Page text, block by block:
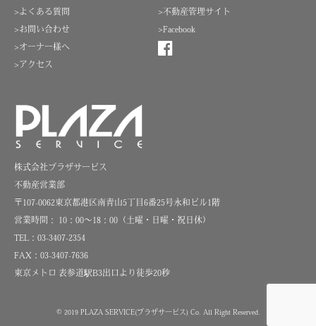
>不動産管理サイト
>Facebook
>よくある質問
>お問い合わせ
>オーナー様へ
>アクセス
株式会社プラザサービス
不動産営業部
〒107-0062東京都港区南青山5丁目6番25号永和ビル1階
営業時間： 10：00～18：00（土曜・日曜・祝日休）
TEL：03-3407-2354
FAX：03-3407-7636
東京メトロ 表参道駅B3出口より徒歩20秒
© 2019 PLAZA SERVICE(プラザサービス) Co. All Right Reserved.